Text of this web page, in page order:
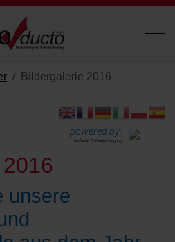
Off-
Bildergalerie 2016
powered by:
einfache Datenübertragung
unsere